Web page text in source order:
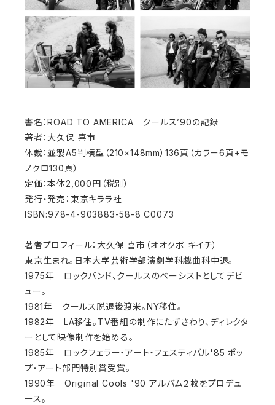
書名：ROAD TO AMERICA クールス’90の記録
著者：大久保 喜市
体裁：並製A5判横型（210×148mm）136頁（カラー6頁+モ
ノクロ130頁）
定価：本体2,000円（税別）
発行・発売：東京キララ社
ISBN:978-4-903883-58-8 C0073
著者プロフィール：大久保 喜市（オオクボ キイチ）
東京生まれ。日本大学芸術学部演劇学科戯曲科中退。
1975年 ロックバンド、クールスのベーシストとしてデビ
ュー。
1981年 クールス脱退後渡米。NY移住。
1982年 LA移住。TV番組の制作にたずさわり、ディレクタ
ーとして映像制作を始める。
1985年 ロックフェラー・アート・フェスティバル'85 ポッ
プ・アート部門特別賞受賞。
1990年 Original Cools '90 アルバム２枚をプロデュ
ース。